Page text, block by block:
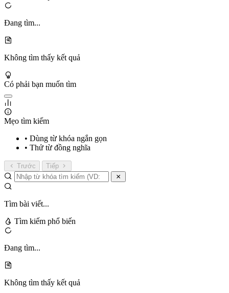
Đang tìm...
Không tìm thấy kết quả
Có phải bạn muốn tìm
Mẹo tìm kiếm
• Dùng từ khóa ngắn gọn
• Thử từ đồng nghĩa
Trước Tiếp
Tìm bài viết...
Tìm kiếm phổ biến
Đang tìm...
Không tìm thấy kết quả